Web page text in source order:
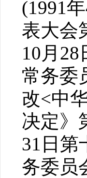
(1991
表大会
10月
常务委
改<中
决定》
31日第
务委员